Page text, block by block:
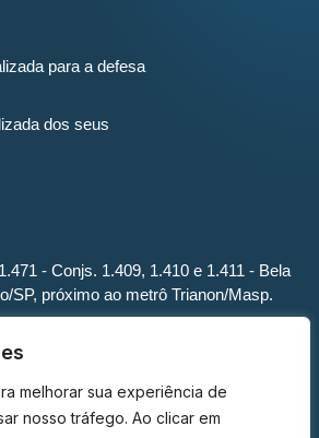
melhorar sua experiência de
nosso tráfego. Ao clicar em
para a defesa
dos seus
- Conjs. 1.409, 1.410 e 1.411 - Bela
SP, próximo ao metrô Trianon/Masp.